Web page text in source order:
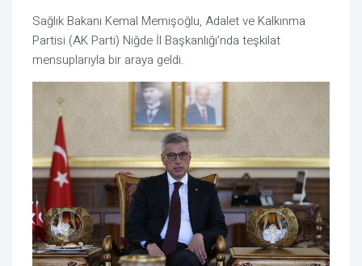
Sağlık Bakanı Kemal Memişoğlu, Adalet ve Kalkınma
Partisi (AK Parti) Niğde İl Başkanlığı’nda teşkilat
mensuplarıyla bir araya geldi.